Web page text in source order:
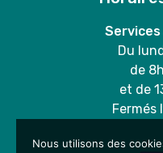
Du
de
et de
Fermés
Nous utilisons des